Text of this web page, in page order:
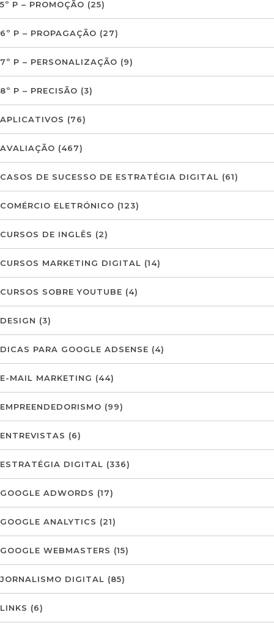
5º P – PROMOÇÃO (25)
6º P – PROPAGAÇÃO (27)
7º P – PERSONALIZAÇÃO (9)
8º P – PRECISÃO (3)
APLICATIVOS (76)
AVALIAÇÃO (467)
CASOS DE SUCESSO DE ESTRATÉGIA DIGITAL (61)
COMÉRCIO ELETRÓNICO (123)
CURSOS DE INGLÊS (2)
CURSOS MARKETING DIGITAL (14)
CURSOS SOBRE YOUTUBE (4)
DESIGN (3)
DICAS PARA GOOGLE ADSENSE (4)
E-MAIL MARKETING (44)
EMPREENDEDORISMO (99)
ENTREVISTAS (6)
ESTRATÉGIA DIGITAL (336)
GOOGLE ADWORDS (17)
GOOGLE ANALYTICS (21)
GOOGLE WEBMASTERS (15)
JORNALISMO DIGITAL (85)
LINKS (6)